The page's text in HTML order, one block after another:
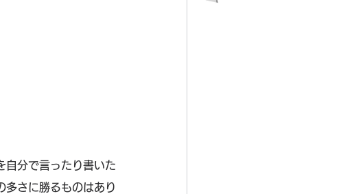
自分で言ったり書いた
多さに勝るものはあり